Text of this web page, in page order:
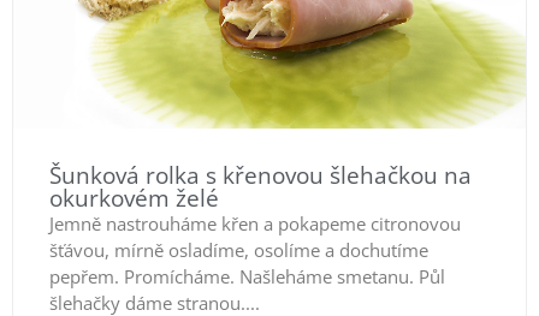
Šunková rolka s křenovou šlehačkou na
okurkovém želé
Jemně nastrouháme křen a pokapeme citronovou
šťávou, mírně osladíme, osolíme a dochutíme
pepřem. Promícháme. Našleháme smetanu. Půl
šlehačky dáme stranou....